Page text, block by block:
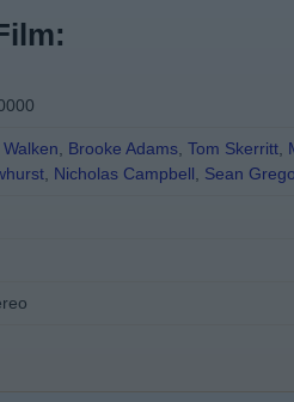
Brooke Adams Tom Skerritt
Nicholas Campbell Sean